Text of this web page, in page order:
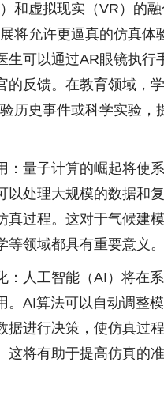
和虚拟现实（VR）的
将允许更逼真的仿真体
生可以通过AR眼镜执行
的反馈。在教育领域，
历史事件或科学实验，
：量子计算的崛起将使
以处理大规模的数据和
真过程。这对于气候建
等领域都具有重要意义。
：人工智能（AI）将在
。AI算法可以自动调整
据进行决策，使仿真过
这将有助于提高仿真的